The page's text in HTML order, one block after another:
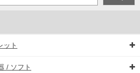
ット
/ ソフト